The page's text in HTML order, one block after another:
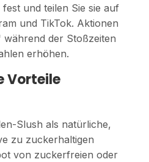
und teilen Sie sie auf
und TikTok. Aktionen
während der Stoßzeiten
erhöhen.
Vorteile
Slush als natürliche,
zu zuckerhaltigen
von zuckerfreien oder